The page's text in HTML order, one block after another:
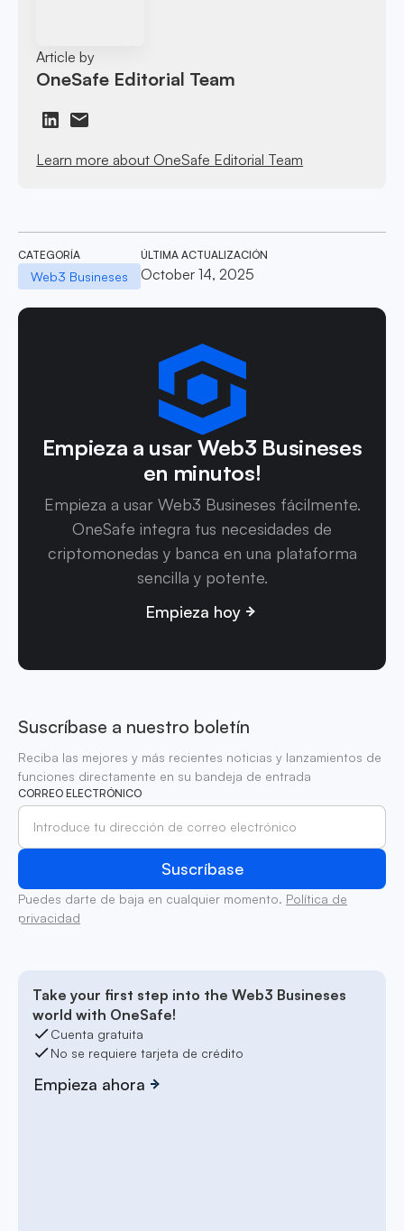
Article by
OneSafe Editorial Team
Learn more about OneSafe Editorial Team
CATEGORÍA
Web3 Busineses
ÚLTIMA ACTUALIZACIÓN
October 14, 2025
Empieza a usar Web3 Busineses
en minutos!
Empieza a usar Web3 Busineses fácilmente.
OneSafe integra tus necesidades de
criptomonedas y banca en una plataforma
sencilla y potente.
Empieza hoy
Suscríbase a nuestro boletín
Reciba las mejores y más recientes noticias y lanzamientos de
funciones directamente en su bandeja de entrada
CORREO ELECTRÓNICO
Puedes darte de baja en cualquier momento. Política de
privacidad
Take your first step into the Web3 Busineses
world with OneSafe!
Cuenta gratuita
No se requiere tarjeta de crédito
Empieza ahora